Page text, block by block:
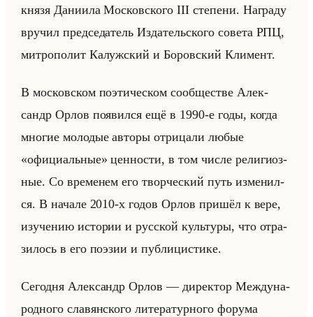
князя Да­ни­ила Мос­ков­ско­го III сте­пе­ни. На­гра­ду
вру­чил пред­се­да­тель Из­да­тельско­го со­ве­та РПЦ,
мит­ро­по­лит Ка­луж­ский и Бо­ров­ский Кли­мент.
В мос­ков­ском по­эти­че­ском со­об­ще­стве Алек­
сандр Орлов по­явил­ся ещё в 1990-е годы, когда
мно­гие мо­ло­дые ав­то­ры от­ри­ца­ли любые
«официальные» цен­но­сти, в том числе ре­ли­ги­оз­
ные. Со вре­ме­нем его твор­че­ский путь из­ме­нил­
ся. В на­ча­ле 2010-х годов Орлов при­шёл к вере,
изу­че­нию ис­то­рии и рус­ской культу­ры, что от­ра­
зи­лось в его по­эзии и пуб­ли­ци­сти­ке.
Се­год­ня Алек­сандр Орлов — ди­рек­тор Меж­ду­на­
род­но­го сла­вян­ско­го ли­те­ра­тур­но­го фо­ру­ма